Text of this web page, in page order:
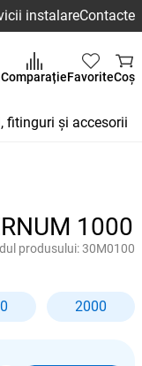
instalareContacte
ComparațieFavoriteCoș
fitinguri și accesorii
1000
produsului:30M0100
2000